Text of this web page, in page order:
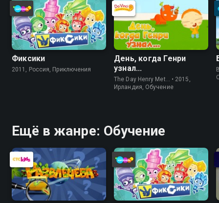
Фиксики
2011, Россия, Приключения
День, когда Генри
узнал...
The Day Henry Met… • 2015,
Ирландия, Обучение
Ещё в жанре: Обучение